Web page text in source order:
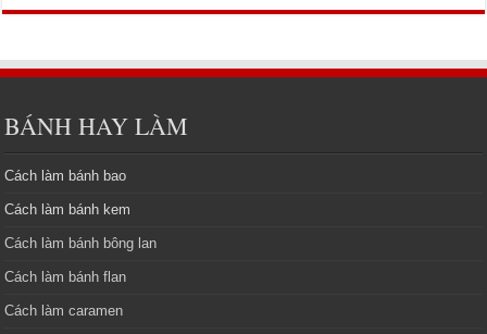
BÁNH HAY LÀM
Cách làm bánh bao
Cách làm bánh kem
Cách làm bánh bông lan
Cách làm bánh flan
Cách làm caramen